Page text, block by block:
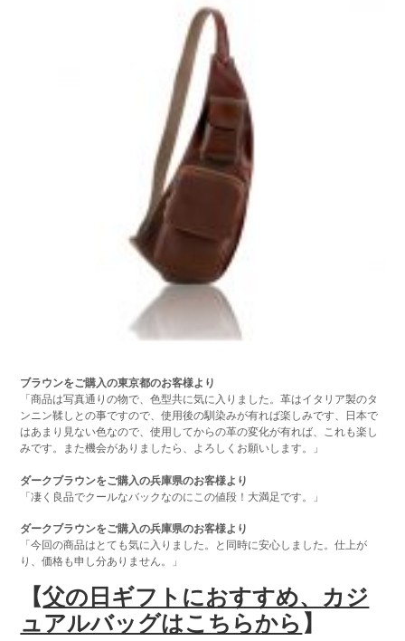
ブラウンをご購入の東京都のお客様より
「商品は写真通りの物で、色型共に気に入りました。革はイタリア製のタ
ンニン鞣しとの事ですので、使用後の馴染みが有れば楽しみです、日本で
はあまり見ない色なので、使用してからの革の変化が有れば、これも楽し
みです。また機会がありましたら、よろしくお願いします。」
ダークブラウンをご購入の兵庫県のお客様より
「凄く良品でクールなバックなのにこの値段！大満足です。」
ダークブラウンをご購入の兵庫県のお客様より
「今回の商品はとても気に入りました。と同時に安心しました。仕上が
り、価格も申し分ありません。」
【父の日ギフトにおすすめ、カジ
ュアルバッグはこちらから 】